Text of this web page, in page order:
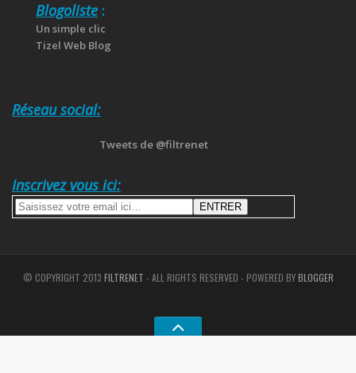
Blogoliste :
Un simple clic
Tizel Web Blog
Réseau social:
Tweets de @filtrenet
Inscrivez vous ici:
© COPYRIGHT 2013 FILTRENET - ALL RIGHTS RESERVED - POWERED BYBLOGGER